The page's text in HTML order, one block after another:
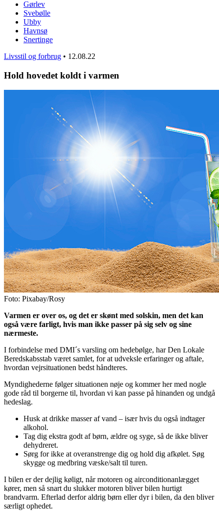
Gørlev
Svebølle
Ubby
Havnsø
Snertinge
Livsstil og forbrug • 12.08.22
Hold hovedet koldt i varmen
Foto: Pixabay/Rosy
Varmen er over os, og det er skønt med solskin, men det kan
også være farligt, hvis man ikke passer på sig selv og sine
nærmeste.
I forbindelse med DMI´s varsling om hedebølge, har Den Lokale
Beredskabsstab været samlet, for at udveksle erfaringer og aftale,
hvordan vejrsituationen bedst håndteres.
Myndighederne følger situationen nøje og kommer her med nogle
gode råd til borgerne til, hvordan vi kan passe på hinanden og undgå
hedeslag.
Husk at drikke masser af vand – især hvis du også indtager
alkohol.
Tag dig ekstra godt af børn, ældre og syge, så de ikke bliver
dehydreret.
Sørg for ikke at overanstrenge dig og hold dig afkølet. Søg
skygge og medbring væske/salt til turen.
I bilen er der dejlig køligt, når motoren og airconditionanlægget
kører, men så snart du slukker motoren bliver bilen hurtigt
brandvarm. Efterlad derfor aldrig børn eller dyr i bilen, da den bliver
særligt ophedet.